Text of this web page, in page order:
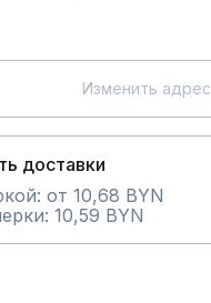
Изменить адрес
доставки
от 10,68 BYN
10,59 BYN